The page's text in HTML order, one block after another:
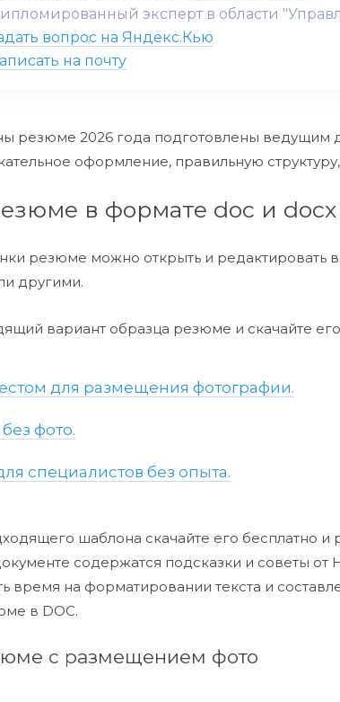
эксперт в области "
вопрос на Яндекс.Кью
на почту
резюме 2026 года подготовлены ведущим
оформление, правильную
в формате doc и docx
резюме можно открыть и редактировать
другими.
вариант образца резюме и скачайте
для размещения фотографии.
фото.
специалистов без опыта.
шаблона скачайте его бесплатно
содержатся подсказки и советы от
время на форматировании текста и
в DOC.
с размещением фото